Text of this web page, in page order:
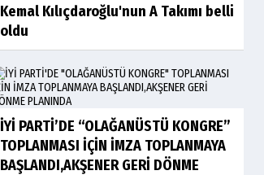
Kemal Kılıçdaroğlu'nun A Takımı belli
oldu
İYİ PARTİ’DE “OLAĞANÜSTÜ KONGRE”
TOPLANMASI İÇİN İMZA TOPLANMAYA
BAŞLANDI,AKŞENER GERİ DÖNME